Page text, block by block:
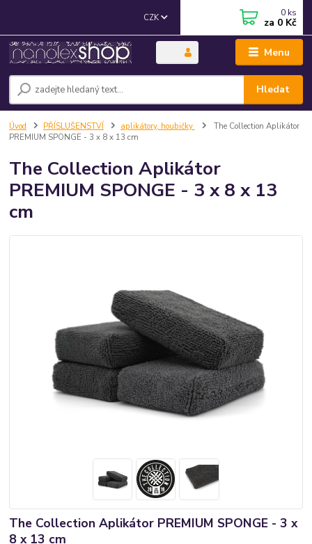
Menu
CZK
Hledat
0 ks
za 0 Kč
Úvod PŘÍSLUŠENSTVÍ aplikátory, houbičky
The Collection Aplikátor
PREMIUM SPONGE - 3 x 8 x 13 cm
The Collection Aplikátor
PREMIUM SPONGE - 3 x 8 x 13
cm
The Collection Aplikátor PREMIUM SPONGE - 3 x
8 x 13 cm